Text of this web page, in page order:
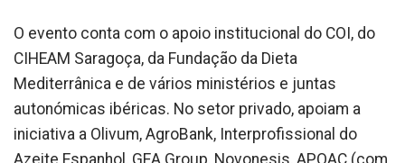
O evento conta com o apoio institucional do COI, do
CIHEAM Saragoça, da Fundação da Dieta
Mediterrânica e de vários ministérios e juntas
autonómicas ibéricas. No setor privado, apoiam a
iniciativa a Olivum, AgroBank, Interprofissional do
Azeite Espanhol, GEA Group, Novonesis, APOAC (com